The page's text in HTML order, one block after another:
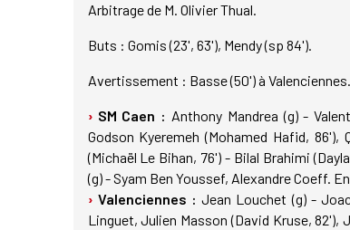
Arbitrage de M. Olivier Thual.
Buts : Gomis (23', 63'), Mendy (sp 84').
Avertissement : Basse (50') à Valenciennes.
SM Caen : Anthony Mandrea (g) -
Godson Kyeremeh (Mohamed Hafid,
(Michaël Le Bihan, 76') - Bilal Brahimi
(g) - Syam Ben Youssef, Alexandre Coeff.
Valenciennes : Jean Louchet (g) -
Linguet, Julien Masson (David Kruse, 82'),